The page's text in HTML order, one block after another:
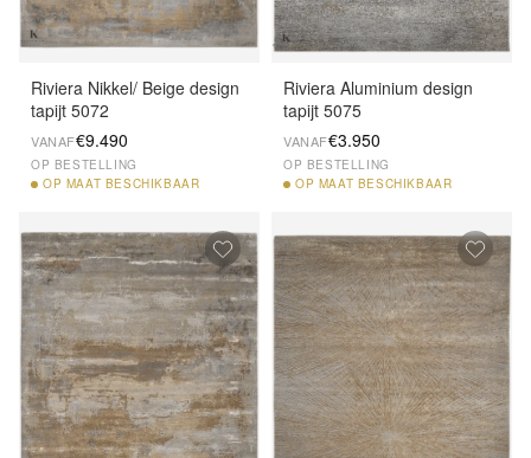
Riviera Nikkel/ Beige design
tapijt 5072
VANAF€9.490
OP BESTELLING
OP MAAT BESCHIKBAAR
Riviera Aluminium design
tapijt 5075
VANAF€3.950
OP BESTELLING
OP MAAT BESCHIKBAAR